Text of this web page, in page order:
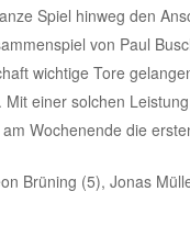
Spiel hinweg den
von Paul
wichtige Tore
einer solchen
Wochenende die
Brüning (5), Jonas